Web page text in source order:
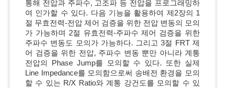
통해 전압과 주파수, 고조파 등 전압을 프로그래밍하
여 인가할 수 있다. 다음 기능을 활용하여 제2장의 1
절 무효전력-전압 제어 검증을 위한 전압 변동의 모의
가 가능하며 2절 유효전력-주파수 제어 검증을 위한
주파수 변동도 모의가 가능하다. 그리고 3절 FRT 제
어 검증을 위한 전압, 주파수 변동 뿐만 아니라 계통
전압의 Phase Jump를 모의할 수 있다. 또한 실제
Line Impedance를 모의함으로써 송배전 환경을 모의
할 수 있는 R/X Ratio와 계통 강건도를 모의할 수 있